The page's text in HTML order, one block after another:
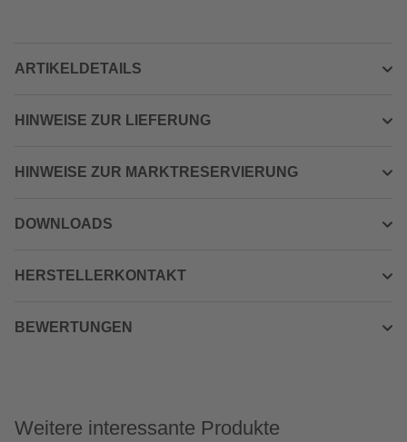
ARTIKELDETAILS
HINWEISE ZUR LIEFERUNG
HINWEISE ZUR MARKTRESERVIERUNG
DOWNLOADS
HERSTELLERKONTAKT
BEWERTUNGEN
Weitere interessante Produkte